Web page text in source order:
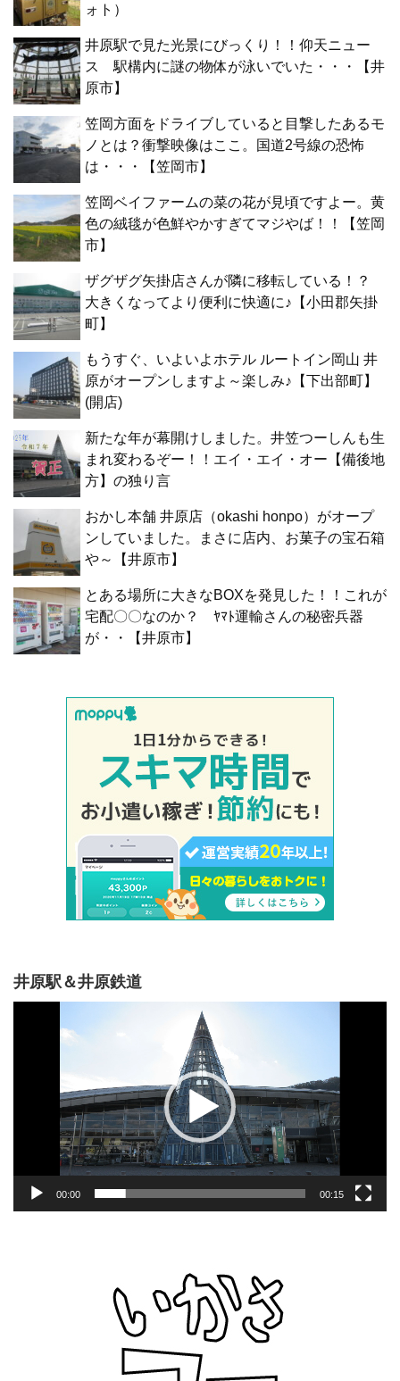
ォト）
井原駅で見た光景にびっくり！！仰天ニュー
ス 駅構内に謎の物体が泳いでいた・・・【井
原市】
笠岡方面をドライブしていると目撃したあるモ
ノとは？衝撃映像はここ。国道2号線の恐怖
は・・・【笠岡市】
笠岡ベイファームの菜の花が見頃ですよー。黄
色の絨毯が色鮮やかすぎてマジやば！！【笠岡
市】
ザグザグ矢掛店さんが隣に移転している！？
大きくなってより便利に快適に♪【小田郡矢掛
町】
もうすぐ、いよいよホテル ルートイン岡山 井
原がオープンしますよ～楽しみ♪【下出部町】
(開店)
新たな年が幕開けしました。井笠つーしんも生
まれ変わるぞー！！エイ・エイ・オー【備後地
方】の独り言
おかし本舗 井原店（okashi honpo）がオープ
ンしていました。まさに店内、お菓子の宝石箱
や～【井原市】
とある場所に大きなBOXを発見した！！これが
宅配〇〇なのか？ ﾔﾏﾄ運輸さんの秘密兵器
が・・【井原市】
井原駅＆井原鉄道
00:00 00:15